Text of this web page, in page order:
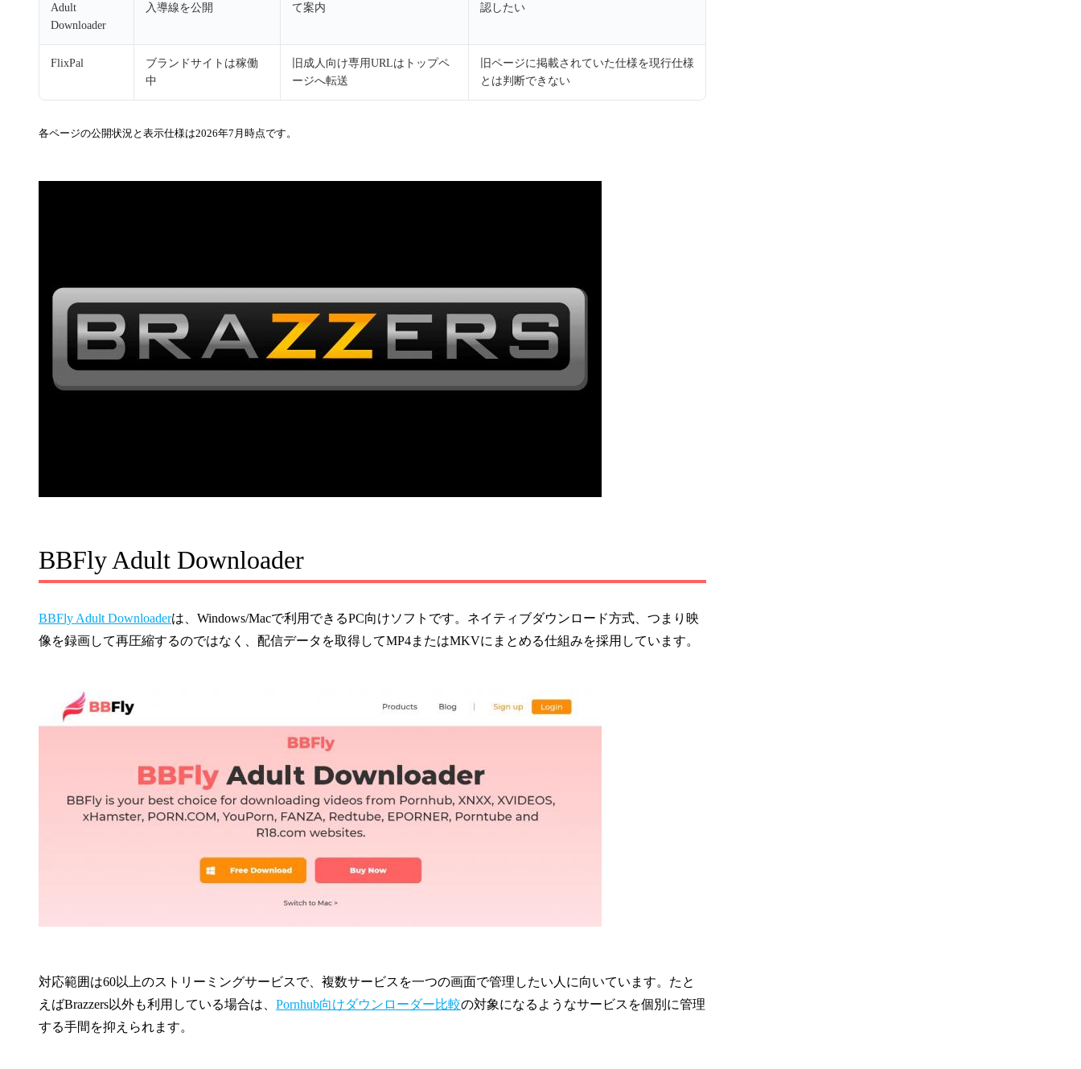
Adult
Downloader
入導線を公開
て案内
認したい
FlixPal
ブランドサイトは稼働
中
旧成人向け専用URLはトップペ
ージへ転送
旧ページに掲載されていた仕様を現行仕様
とは判断できない
各ページの公開状況と表示仕様は2026年7月時点です。
BBFly Adult Downloader
BBFly Adult Downloaderは、Windows/Macで利用できるPC向けソフトです。ネイティブダウンロード方式、つまり映
像を録画して再圧縮するのではなく、配信データを取得してMP4またはMKVにまとめる仕組みを採用しています。
対応範囲は60以上のストリーミングサービスで、複数サービスを一つの画面で管理したい人に向いています。たと
えばBrazzers以外も利用している場合は、 Pornhub向けダウンローダー比較の対象になるようなサービスを個別に管理
する手間を抑えられます。